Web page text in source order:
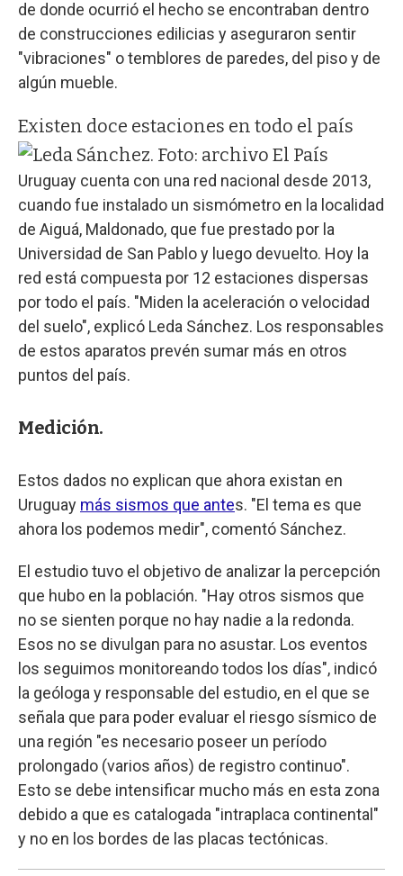
de donde ocurrió el hecho se encontraban dentro
de construcciones edilicias y aseguraron sentir
"vibraciones" o temblores de paredes, del piso y de
algún mueble.
Existen doce estaciones en todo el país
Uruguay cuenta con una red nacional desde 2013,
cuando fue instalado un sismómetro en la localidad
de Aiguá, Maldonado, que fue prestado por la
Universidad de San Pablo y luego devuelto. Hoy la
red está compuesta por 12 estaciones dispersas
por todo el país. "Miden la aceleración o velocidad
del suelo", explicó Leda Sánchez. Los responsables
de estos aparatos prevén sumar más en otros
puntos del país.
Medición.
Estos dados no explican que ahora existan en
Uruguay más sismos que antes. "El tema es que
ahora los podemos medir", comentó Sánchez.
El estudio tuvo el objetivo de analizar la percepción
que hubo en la población. "Hay otros sismos que
no se sienten porque no hay nadie a la redonda.
Esos no se divulgan para no asustar. Los eventos
los seguimos monitoreando todos los días", indicó
la geóloga y responsable del estudio, en el que se
señala que para poder evaluar el riesgo sísmico de
una región "es necesario poseer un período
prolongado (varios años) de registro continuo".
Esto se debe intensificar mucho más en esta zona
debido a que es catalogada "intraplaca continental"
y no en los bordes de las placas tectónicas.